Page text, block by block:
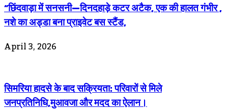
“छिंदवाड़ा में सनसनी—दिनदहाड़े कटर अटैक, एक की हालत गंभीर ,
नशे का अड्डा बना प्राइवेट बस स्टैंड,
April 3, 2026
सिमरिया हादसे के बाद सक्रियता: परिवारों से मिले
जनप्रतिनिधि,मुआवजा और मदद का ऐलान।